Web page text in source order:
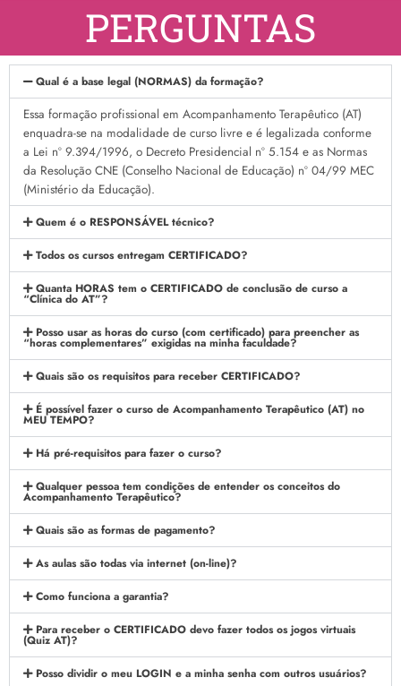
PERGUNTAS
Qual é a base legal (NORMAS) da formação?
Essa formação profissional em Acompanhamento Terapêutico (AT)
enquadra-se na modalidade de curso livre e é legalizada conforme
a Lei nº 9.394/1996, o Decreto Presidencial nº 5.154 e as Normas
da Resolução CNE (Conselho Nacional de Educação) nº 04/99 MEC
(Ministério da Educação).
Quem é o RESPONSÁVEL técnico?
Todos os cursos entregam CERTIFICADO?
Quanta HORAS tem o CERTIFICADO de conclusão de curso a
“Clínica do AT”?
Posso usar as horas do curso (com certificado) para preencher as
“horas complementares” exigidas na minha faculdade?
Quais são os requisitos para receber CERTIFICADO?
É possível fazer o curso de Acompanhamento Terapêutico (AT) no
MEU TEMPO?
Há pré-requisitos para fazer o curso?
Qualquer pessoa tem condições de entender os conceitos do
Acompanhamento Terapêutico?
Quais são as formas de pagamento?
As aulas são todas via internet (on-line)?
Como funciona a garantia?
Para receber o CERTIFICADO devo fazer todos os jogos virtuais
(Quiz AT)?
Posso dividir o meu LOGIN e a minha senha com outros usuários?